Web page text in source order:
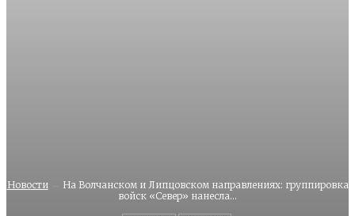
Новости
На Волчанском и Липцовском направлениях: группировка
войск «Север» нанесла...